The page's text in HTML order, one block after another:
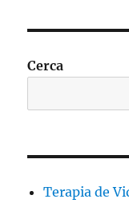
Cerca
Terapia de